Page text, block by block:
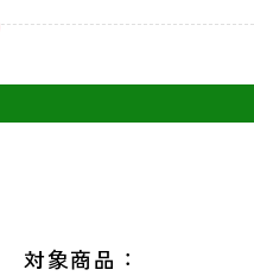
対象商品：